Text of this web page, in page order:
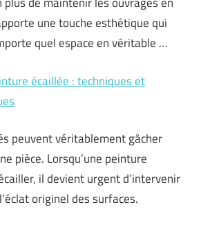
une touche esthétique qui
quel espace en véritable …
écaillée : techniques et
peuvent véritablement gâcher
pièce. Lorsqu’une peinture
il devient urgent d’intervenir
originel des surfaces.